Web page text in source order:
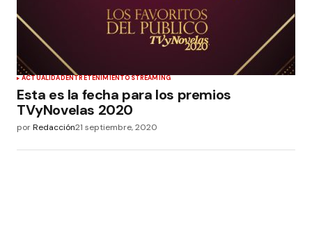
ACTUALIDADENTRETENIMIENTO STREAMING
Esta es la fecha para los premios
TVyNovelas 2020
porRedacción21 septiembre, 2020